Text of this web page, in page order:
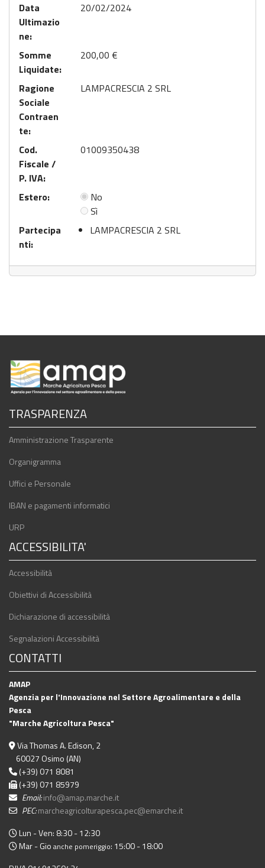
Data
Ultimazio
ne:
20/02/2024
Somme
Liquidate:
200,00 €
Ragione
Sociale
Contraen
te:
LAMPACRESCIA 2 SRL
Cod.
Fiscale /
P. IVA:
01009350438
Estero:
No
Sì
Partecipa
nti:
LAMPACRESCIA 2 SRL
TRASPARENZA
Amministrazione Trasparente
Organigramma
Uffici e Personale
IBAN e pagamenti informatici
URP
ACCESSIBILITA'
Accessibilità
Obiettivi di Accessibilità
Dichiarazione di accessibilità
Segnalazioni Accessibilità
CONTATTI
AMAP
Agenzia per l'Innovazione nel Settore Agroalimentare e della
Pesca
"Marche Agricoltura Pesca"
Via Thomas A. Edison, 2
60027 Osimo (AN)
(+39) 071 8081
(+39) 071 85979
Email:info@amap.marche.it
PEC:marcheagricolturapesca.pec@emarche.it
Lun - Ven: 8:30 - 12:30
Mar - Gio anche pomeriggio: 15:00 - 18:00